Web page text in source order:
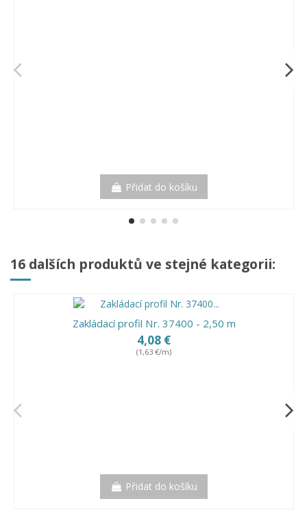
Přidat do košíku
16 dalších produktů ve stejné kategorii:
Zakládací profil Nr. 37400 - 2,50 m
4,08 €
(1,63 €/m)
Přidat do košíku